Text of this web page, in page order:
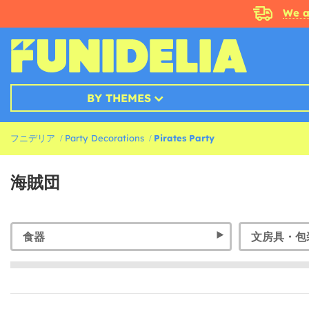
We
BY THEMES
フニデリア Party Decorations Pirates Party
海賊団
食器 文房具・